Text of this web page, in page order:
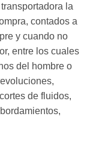
la
contados a
y cuando no
entre los cuales
del hombre o
de fluidos,